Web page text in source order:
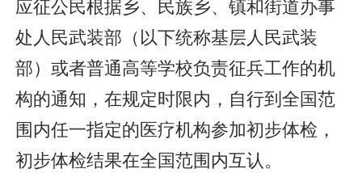
应征公民根据乡、民族乡、镇和街道办事
处人民武装部（以下统称基层人民武装
部）或者普通高等学校负责征兵工作的机
构的通知，在规定时限内，自行到全国范
围内任一指定的医疗机构参加初步体检，
初步体检结果在全国范围内互认。